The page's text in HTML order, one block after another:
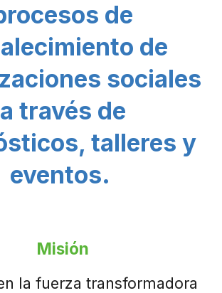
de
de
sociales
a través de
talleres y
eventos.
Misión
la fuerza transformadora